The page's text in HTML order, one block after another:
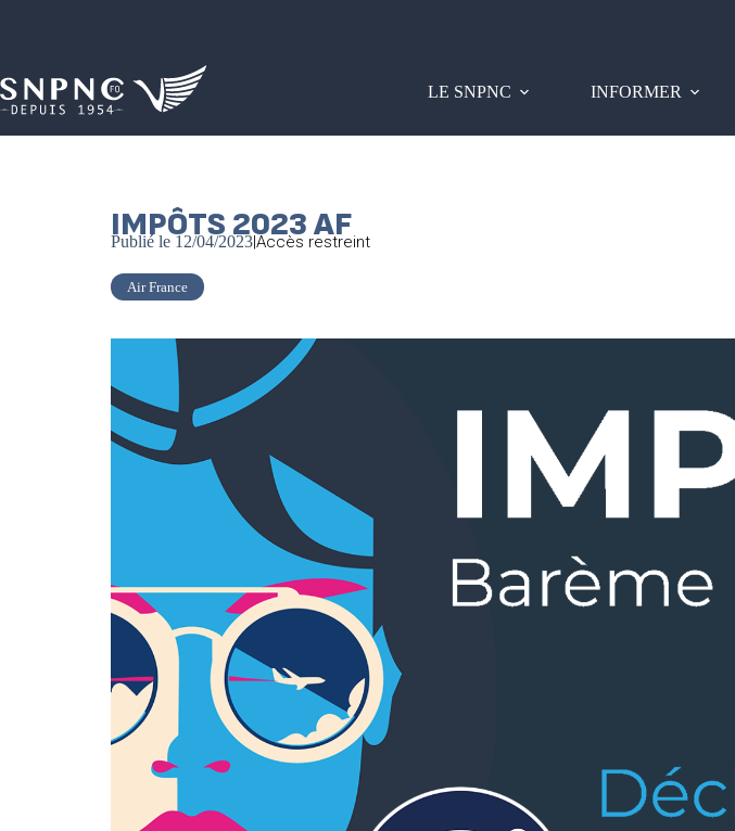
LE SNPNC INFORMER
IMPÔTS 2023 AF
Publié le 12/04/2023|Accès restreint
Air France